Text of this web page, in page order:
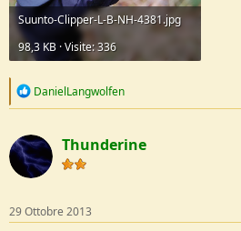
Suunto-Clipper-L-B-NH-4381.jpg
98,3 KB · Visite: 336
R
c
t
i
o
s
:
DanielLangwolfen
Thunderine
29 Ottobre 2013